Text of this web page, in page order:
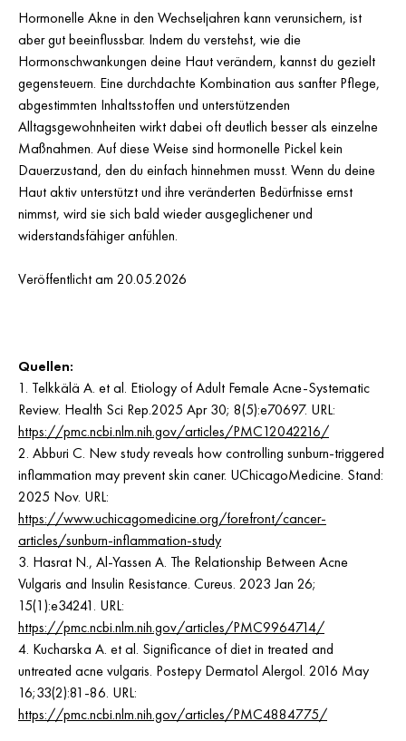
Hormonelle Akne in den Wechseljahren kann verunsichern, ist
aber gut beeinflussbar. Indem du verstehst, wie die
Hormonschwankungen deine Haut verändern, kannst du gezielt
gegensteuern. Eine durchdachte Kombination aus sanfter Pflege,
abgestimmten Inhaltsstoffen und unterstützenden
Alltagsgewohnheiten wirkt dabei oft deutlich besser als einzelne
Maßnahmen. Auf diese Weise sind hormonelle Pickel kein
Dauerzustand, den du einfach hinnehmen musst. Wenn du deine
Haut aktiv unterstützt und ihre veränderten Bedürfnisse ernst
nimmst, wird sie sich bald wieder ausgeglichener und
widerstandsfähiger anfühlen.
Veröffentlicht am 20.05.2026
Quellen:
1. Telkkälä A. et al. Etiology of Adult Female Acne-Systematic
Review. Health Sci Rep.2025 Apr 30; 8(5):e70697. URL:
https://pmc.ncbi.nlm.nih.gov/articles/PMC12042216/
2. Abburi C. New study reveals how controlling sunburn-triggered
inflammation may prevent skin caner. UChicagoMedicine. Stand:
2025 Nov. URL:
https://www.uchicagomedicine.org/forefront/cancer-
articles/sunburn-inflammation-study
3. Hasrat N., Al-Yassen A. The Relationship Between Acne
Vulgaris and Insulin Resistance. Cureus. 2023 Jan 26;
15(1):e34241. URL:
https://pmc.ncbi.nlm.nih.gov/articles/PMC9964714/
4. Kucharska A. et al. Significance of diet in treated and
untreated acne vulgaris. Postepy Dermatol Alergol. 2016 May
16;33(2):81-86. URL:
https://pmc.ncbi.nlm.nih.gov/articles/PMC4884775/